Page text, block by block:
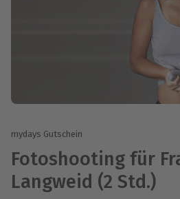
mydays Gutschein
Fotoshooting für
Langweid (2 Std.)